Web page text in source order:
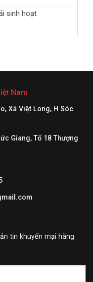
sinh hoạt
Nam
Xã Việt Long, H Sóc
Giang, Tổ 18 Thượng
tin khuyến mại hàng